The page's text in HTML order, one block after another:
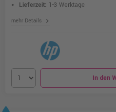
Lieferzeit: 1-3 Werktage
mehr Details chevron_right
In den